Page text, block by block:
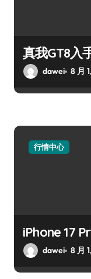
真我GT8入
dawei 8 月
行情中心
iPhone 17
dawei 8 月